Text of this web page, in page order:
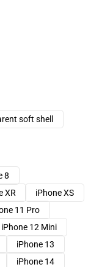
soft shell
8
XR
iPhone XS
11 Pro
iPhone 12 Mini
iPhone 13
iPhone 14